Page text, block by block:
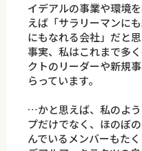
イデアルの事業や環境
えば「サラリーマンに
にもなれる会社」だと思
事実、私はこれまで多
クトのリーダーや新規
らっています。
…かと思えば、私のよ
プだけでなく、ほのぼ
んでいるメンバーもた